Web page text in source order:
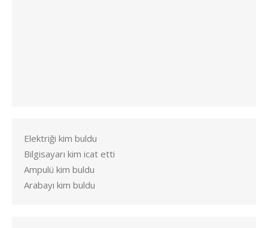
Elektriği kim buldu
Bilgisayarı kim icat etti
Ampulü kim buldu
Arabayı kim buldu